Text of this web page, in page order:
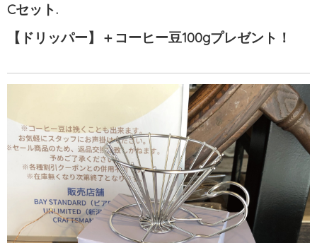
Cセット.
【ドリッパー】＋コーヒー豆100gプレゼント！